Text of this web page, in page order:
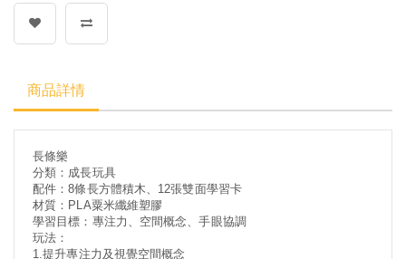
商品詳情
長條樂
分類：成長玩具
配件：8條長方體積木、12張雙面學習卡
材質： PLA粟米纖維塑膠
學習目標：專注力、空間概念、手眼協調
玩法：
1.提升專注力及視覺空間概念